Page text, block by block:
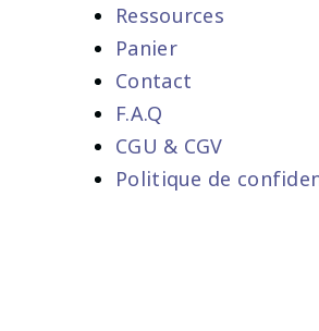
Ressources
Panier
Contact
F.A.Q
CGU & CGV
Politique de